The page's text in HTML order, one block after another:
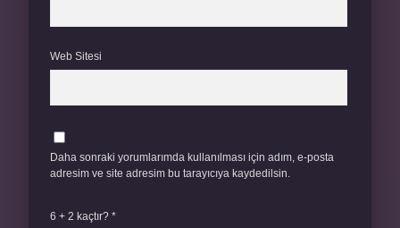
Web Sitesi
Daha sonraki yorumlarımda kullanılması için adım, e-posta
adresim ve site adresim bu tarayıcıya kaydedilsin.
6 + 2 kaçtır? *